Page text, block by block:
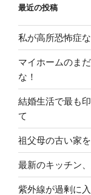
最近の投稿
私が高所恐怖症
マイホームのま
な！
結婚生活で最も
て
祖父母の古い家
最新のキッチン
紫外線が過剰に